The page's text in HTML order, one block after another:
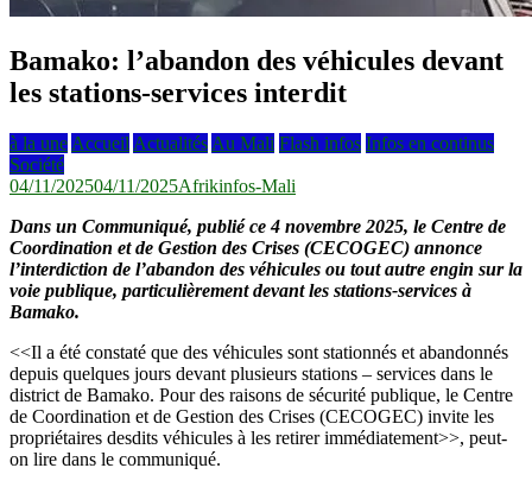
Bamako: l’abandon des véhicules devant
les stations-services interdit
à la une Accueil Actualités Au Mali Flash infos Infos en continus
Société
04/11/202504/11/2025Afrikinfos-Mali
Dans un Communiqué, publié ce 4 novembre 2025, le Centre de
Coordination et de Gestion des Crises (CECOGEC) annonce
l’interdiction de l’abandon des véhicules ou tout autre engin sur la
voie publique, particulièrement devant les stations-services à
Bamako.
<<Il a été constaté que des véhicules sont stationnés et abandonnés
depuis quelques jours devant plusieurs stations – services dans le
district de Bamako. Pour des raisons de sécurité publique, le Centre
de Coordination et de Gestion des Crises (CECOGEC) invite les
propriétaires desdits véhicules à les retirer immédiatement>>, peut-
on lire dans le communiqué.